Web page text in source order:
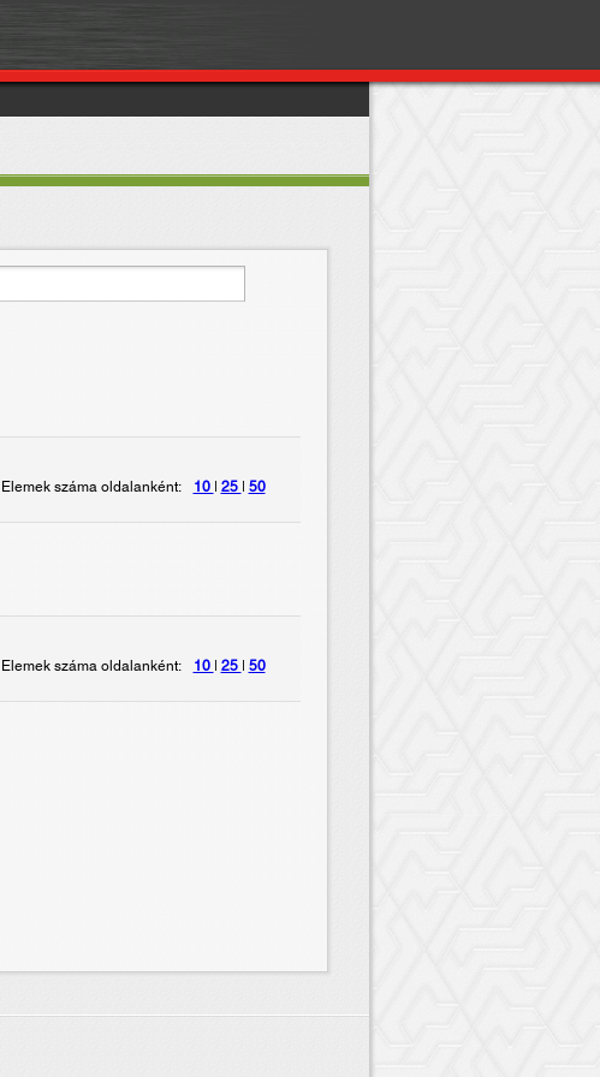
Elemek száma oldalanként: 10|25|50
Elemek száma oldalanként: 10|25|50